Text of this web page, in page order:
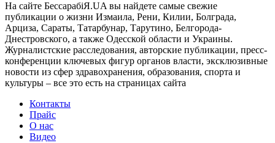
На сайте БессарабіЯ.UA вы найдете самые свежие
публикации о жизни Измаила, Рени, Килии, Болграда,
Арциза, Сараты, Татарбунар, Тарутино, Белгорода-
Днестровского, а также Одесской области и Украины.
Журналистские расследования, авторские публикации, пресс-
конференции ключевых фигур органов власти, эксклюзивные
новости из сфер здравохранения, образования, спорта и
культуры – все это есть на страницах сайта
Контакты
Прайс
О нас
Видео